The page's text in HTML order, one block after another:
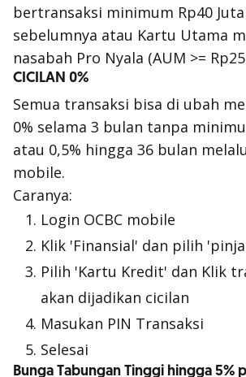
bertransaksi minimum Rp40
sebelumnya atau Kartu Utama
nasabah Pro Nyala (AUM >=
CICILAN 0%
Semua transaksi bisa di ubah
0% selama 3 bulan tanpa
atau 0,5% hingga 36 bulan
mobile.
Caranya:
Login OCBC mobile
Klik 'Finansial' dan pilih
Pilih 'Kartu Kredit' dan Klik
akan dijadikan cicilan
Masukan PIN Transaksi
Selesai
Bunga Tabungan Tinggi hingga 5%